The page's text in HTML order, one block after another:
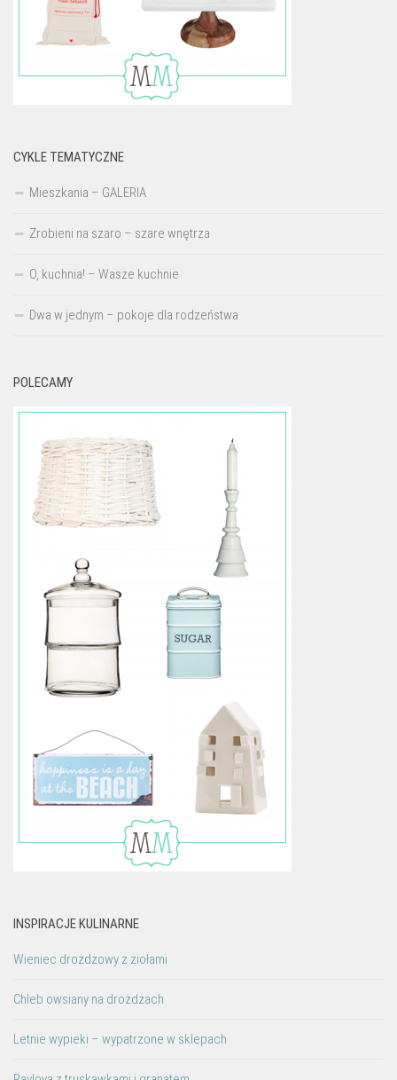
CYKLE TEMATYCZNE
Mieszkania – GALERIA
Zrobieni na szaro – szare wnętrza
O, kuchnia! – Wasze kuchnie
Dwa w jednym – pokoje dla rodzeństwa
POLECAMY
INSPIRACJE KULINARNE
Wieniec drożdżowy z ziołami
Chleb owsiany na drożdżach
Letnie wypieki – wypatrzone w sklepach